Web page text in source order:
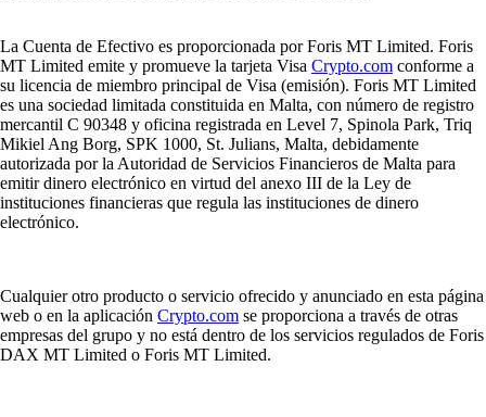
La Cuenta de Efectivo es proporcionada por Foris MT Limited. Foris
MT Limited emite y promueve la tarjeta Visa Crypto.com conforme a
su licencia de miembro principal de Visa (emisión). Foris MT Limited
es una sociedad limitada constituida en Malta, con número de registro
mercantil C 90348 y oficina registrada en Level 7, Spinola Park, Triq
Mikiel Ang Borg, SPK 1000, St. Julians, Malta, debidamente
autorizada por la Autoridad de Servicios Financieros de Malta para
emitir dinero electrónico en virtud del anexo III de la Ley de
instituciones financieras que regula las instituciones de dinero
electrónico.
Cualquier otro producto o servicio ofrecido y anunciado en esta página
web o en la aplicación Crypto.com se proporciona a través de otras
empresas del grupo y no está dentro de los servicios regulados de Foris
DAX MT Limited o Foris MT Limited.